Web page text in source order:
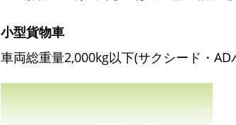
小型貨物車
車両総重量2,000kg以下(サクシード・AD